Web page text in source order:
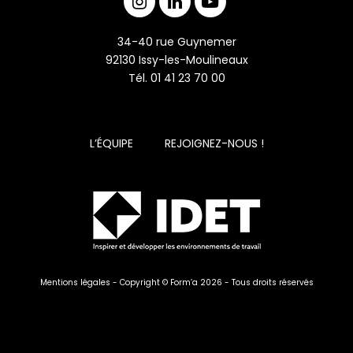
34-40 rue Guynemer
92130 Issy-les-Moulineaux
Tél. 01 41 23 70 00
L’ÉQUIPE REJOIGNEZ-NOUS !
Mentions légales - Copyright © Form’a 2026 - Tous droits réservés